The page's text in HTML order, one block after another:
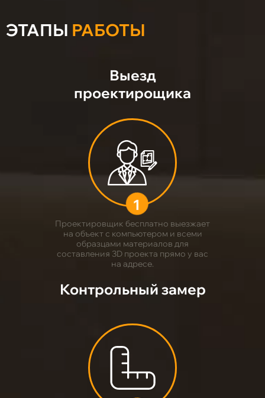
ЭТАПЫ РАБОТЫ
Выезд
проектирощика
1
Проектировщик бесплатно выезжает
на объект с компьютером и всеми
образцами материалов для
составления 3D проекта прямо у вас
на адресе.
Контрольный замер
2